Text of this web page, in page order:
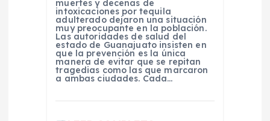
muertes y decenas de
intoxicaciones por tequila
adulterado dejaron una situación
muy preocupante en la población.
Las autoridades de salud del
estado de Guanajuato insisten en
que la prevención es la única
manera de evitar que se repitan
tragedias como las que marcaron
a ambas ciudades. Cada…